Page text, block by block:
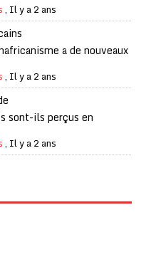
, Il y a 2 ans
a de nouveaux
, Il y a 2 ans
sont-ils perçus en
, Il y a 2 ans